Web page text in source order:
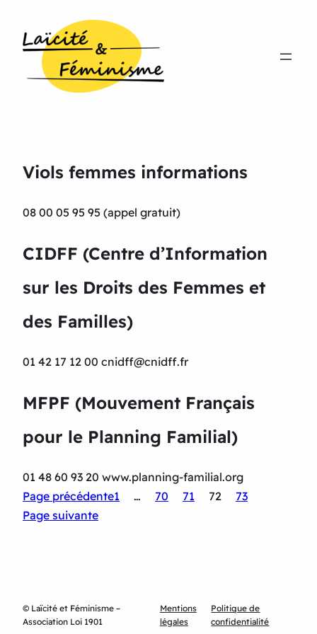
Viols femmes informations
08 00 05 95 95 (appel gratuit)
CIDFF (Centre d’Information
sur les Droits des Femmes et
des Familles)
01 42 17 12 00 cnidff@cnidff.fr
MFPF (Mouvement Français
pour le Planning Familial)
01 48 60 93 20 www.planning-familial.org
Page précédente1 … 70 71 72
73
Page suivante
© Laïcité et Féminisme –
Association Loi 1901
Mentions
légales
Politique de
confidentialité